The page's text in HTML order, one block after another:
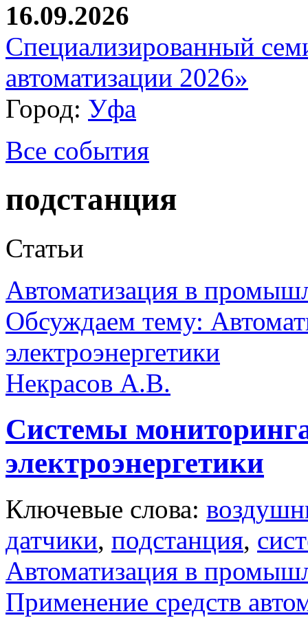
16.09.2026
Специализированный
автоматизации 2026»
Город: Уфа
Все события
подстанция
Статьи
Автоматизация в
Обсуждаем тему:
электроэнергетики
Некрасов А.В.
Системы
электроэнергетики
Ключевые слова:
датчики, подстанция,
Автоматизация в
Применение средств